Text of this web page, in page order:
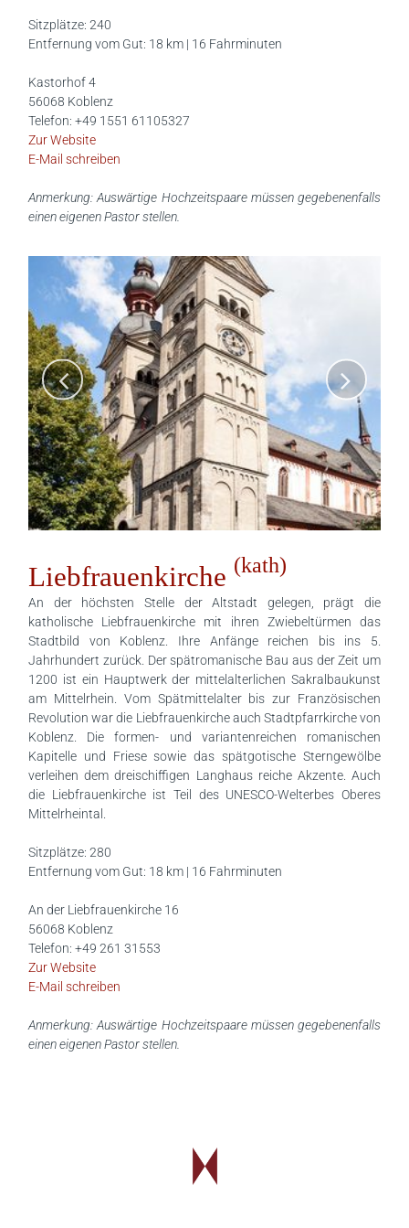
Sitzplätze: 240
Entfernung vom Gut: 18 km | 16 Fahrminuten
Kastorhof 4
56068 Koblenz
Telefon: +49 1551 61105327
Zur Website
E-Mail schreiben
Anmerkung: Auswärtige Hochzeitspaare müssen gegebenenfalls
einen eigenen Pastor stellen.
Liebfrauenkirche (kath)
An der höchsten Stelle der Altstadt gelegen, prägt die
katholische Liebfrauenkirche mit ihren Zwiebeltürmen das
Stadtbild von Koblenz. Ihre Anfänge reichen bis ins 5.
Jahrhundert zurück. Der spätromanische Bau aus der Zeit um
1200 ist ein Hauptwerk der mittelalterlichen Sakralbaukunst
am Mittelrhein. Vom Spätmittelalter bis zur Französischen
Revolution war die Liebfrauenkirche auch Stadtpfarrkirche von
Koblenz. Die formen- und variantenreichen romanischen
Kapitelle und Friese sowie das spätgotische Sterngewölbe
verleihen dem dreischiffigen Langhaus reiche Akzente. Auch
die Liebfrauenkirche ist Teil des UNESCO-Welterbes Oberes
Mittelrheintal.
Sitzplätze: 280
Entfernung vom Gut: 18 km | 16 Fahrminuten
An der Liebfrauenkirche 16
56068 Koblenz
Telefon: +49 261 31553
Zur Website
E-Mail schreiben
Anmerkung: Auswärtige Hochzeitspaare müssen gegebenenfalls
einen eigenen Pastor stellen.